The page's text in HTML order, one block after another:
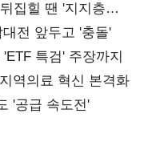
집힐 땐 '지지층
전 앞두고 '충돌'
특검' 주장까지
역의료 혁신 본격화
'공급 속도전'